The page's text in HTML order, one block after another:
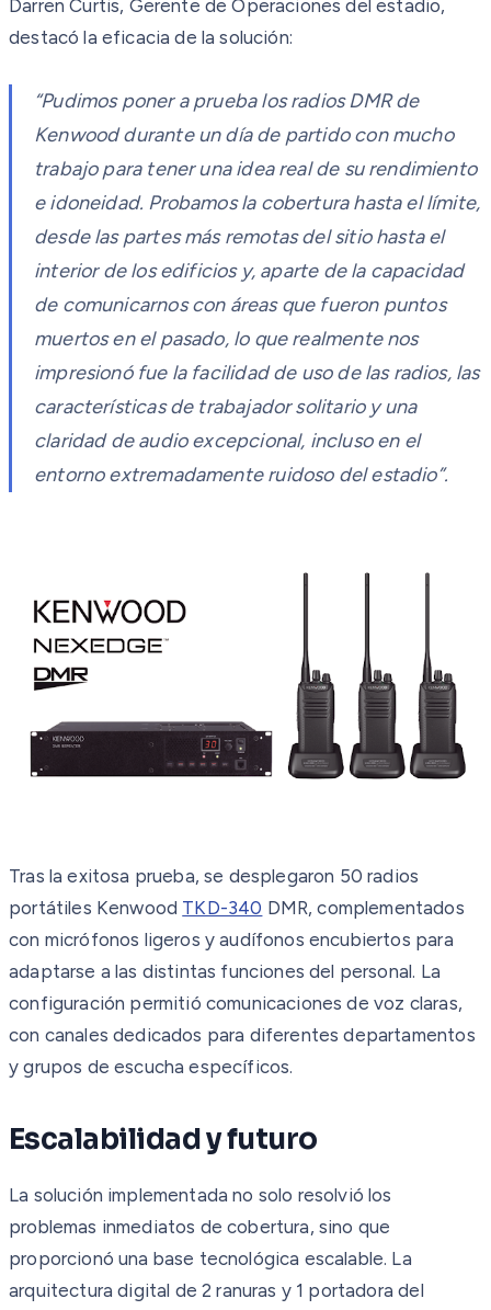
Darren Curtis, Gerente de Operaciones del estadio,
destacó la eficacia de la solución:
“Pudimos poner a prueba los radios DMR de
Kenwood durante un día de partido con mucho
trabajo para tener una idea real de su rendimiento
e idoneidad. Probamos la cobertura hasta el límite,
desde las partes más remotas del sitio hasta el
interior de los edificios y, aparte de la capacidad
de comunicarnos con áreas que fueron puntos
muertos en el pasado, lo que realmente nos
impresionó fue la facilidad de uso de las radios, las
características de trabajador solitario y una
claridad de audio excepcional, incluso en el
entorno extremadamente ruidoso del estadio”.
Tras la exitosa prueba, se desplegaron 50 radios
portátiles Kenwood TKD-340 DMR, complementados
con micrófonos ligeros y audífonos encubiertos para
adaptarse a las distintas funciones del personal. La
configuración permitió comunicaciones de voz claras,
con canales dedicados para diferentes departamentos
y grupos de escucha específicos.
Escalabilidad y futuro
La solución implementada no solo resolvió los
problemas inmediatos de cobertura, sino que
proporcionó una base tecnológica escalable. La
arquitectura digital de 2 ranuras y 1 portadora del